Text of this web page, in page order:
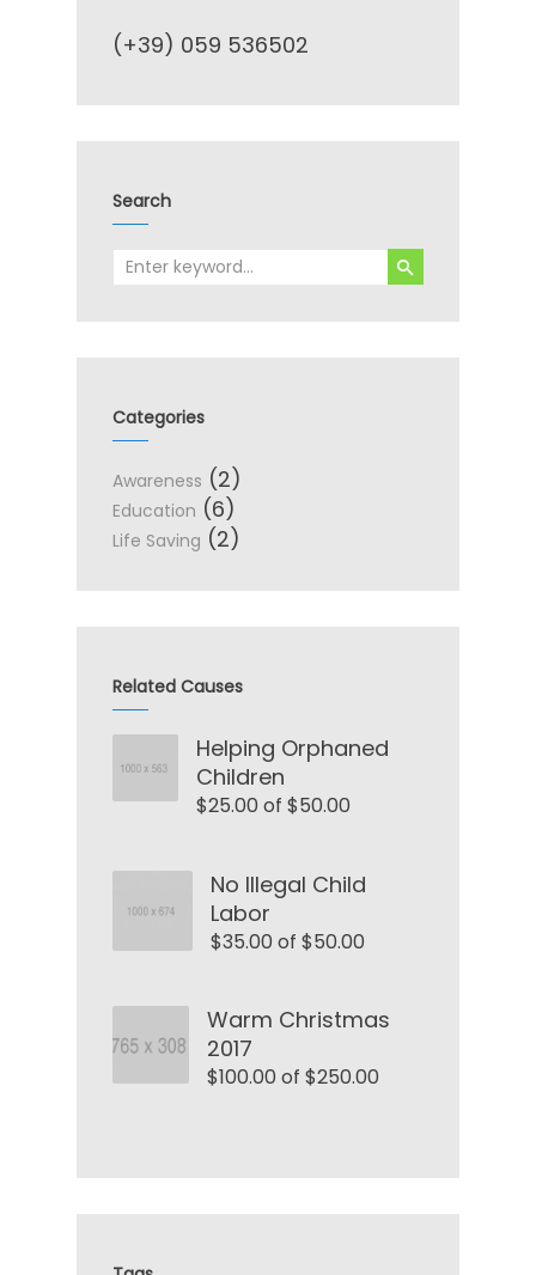
(+39) 059 536502
Search
Categories
Awareness (2)
Education (6)
Life Saving (2)
Related Causes
Helping Orphaned
Children
$25.00 of $50.00
No Illegal Child
Labor
$35.00 of $50.00
Warm Christmas
2017
$100.00 of $250.00